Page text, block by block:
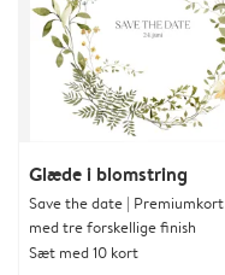
Glæde i blomstring
Save the date | Premiumkort
med tre forskellige finish
Sæt med 10 kort